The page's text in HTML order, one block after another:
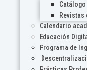
Catálogo
Revistas
Calendario
Educación Digital
Programa de